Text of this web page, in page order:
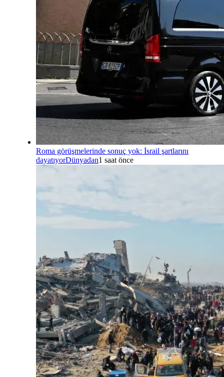
Roma görüşmelerinde sonuç yok: İsrail şartlarını
dayatıyorDünyadan1 saat önce